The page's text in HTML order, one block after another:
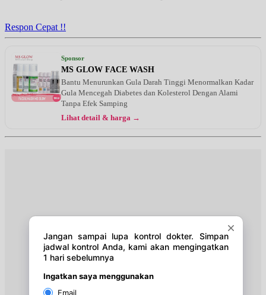
Jam 17:00 - 19:00
EKSEKUTIF
Jumat, 21/08/2026
Jam 17:00 - 19:00
Kamis, 27/08/2026
Jam 17:00 - 19:00
Jam 17:00 - 19:00
Respon Cepat !!
Sponsor
MS GLOW FACE WASH
Bantu Menurunkan Gula Darah Tinggi Menormalkan Kadar
Gula Mencegah Diabetes dan Kolesterol Dengan Alami
Tanpa Efek Samping
Lihat detail & harga →